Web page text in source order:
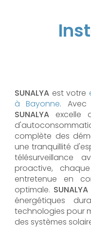
SUNALYA est votre
à Bayonne. Avec
SUNALYA excelle
complète des
une tranquillité
télésurveillance
proactive,
entretenue en
optimale. SUNALYA
énergétiques
technologies pour
des systèmes